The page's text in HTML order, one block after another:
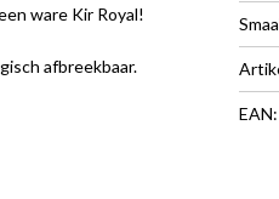
ware Kir Royal!
afbreekbaar.
EAN: